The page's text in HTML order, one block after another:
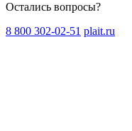
Остались вопросы?
8 800 302-02-51 plait.ru